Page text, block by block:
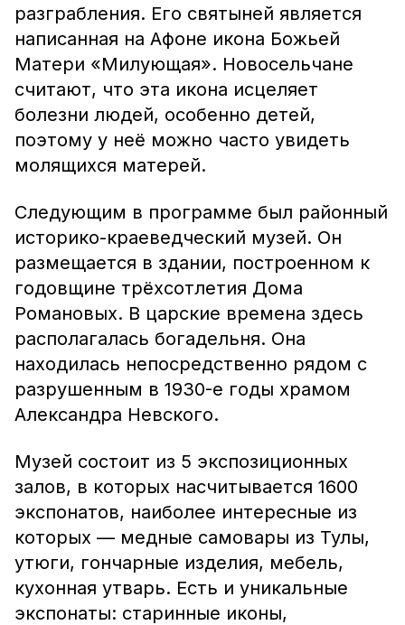
разграбления. Его святыней является
написанная на Афоне икона Божьей
Матери «Милующая». Новосельчане
считают, что эта икона исцеляет
болезни людей, особенно детей,
поэтому у неё можно часто увидеть
молящихся матерей.
Следующим в программе был районный
историко-краеведческий музей. Он
размещается в здании, построенном к
годовщине трёхсотлетия Дома
Романовых. В царские времена здесь
располагалась богадельня. Она
находилась непосредственно рядом с
разрушенным в 1930-е годы храмом
Александра Невского.
Музей состоит из 5 экспозиционных
залов, в которых насчитывается 1600
экспонатов, наиболее интересные из
которых — медные самовары из Тулы,
утюги, гончарные изделия, мебель,
кухонная утварь. Есть и уникальные
экспонаты: старинные иконы,